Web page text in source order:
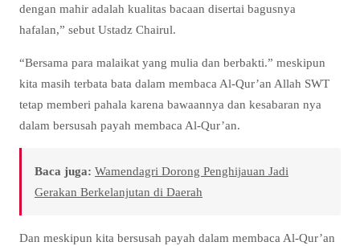
dengan mahir adalah kualitas bacaan disertai bagusnya
hafalan,” sebut Ustadz Chairul.
“Bersama para malaikat yang mulia dan berbakti.” meskipun
kita masih terbata bata dalam membaca Al-Qur’an Allah SWT
tetap memberi pahala karena bawaannya dan kesabaran nya
dalam bersusah payah membaca Al-Qur’an.
Baca juga: Wamendagri Dorong Penghijauan Jadi
Gerakan Berkelanjutan di Daerah
Dan meskipun kita bersusah payah dalam membaca Al-Qur’an